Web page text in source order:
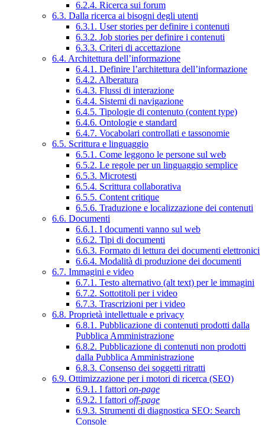
6.2.4. Ricerca sui forum
6.3. Dalla ricerca ai bisogni degli utenti
6.3.1. User stories per definire i contenuti
6.3.2. Job stories per definire i contenuti
6.3.3. Criteri di accettazione
6.4. Architettura dell’informazione
6.4.1. Definire l’architettura dell’informazione
6.4.2. Alberatura
6.4.3. Flussi di interazione
6.4.4. Sistemi di navigazione
6.4.5. Tipologie di contenuto (content type)
6.4.6. Ontologie e standard
6.4.7. Vocabolari controllati e tassonomie
6.5. Scrittura e linguaggio
6.5.1. Come leggono le persone sul web
6.5.2. Le regole per un linguaggio semplice
6.5.3. Microtesti
6.5.4. Scrittura collaborativa
6.5.5. Content critique
6.5.6. Traduzione e localizzazione dei contenuti
6.6. Documenti
6.6.1. I documenti vanno sul web
6.6.2. Tipi di documenti
6.6.3. Formato di lettura dei documenti elettronici
6.6.4. Modalità di produzione dei documenti
6.7. Immagini e video
6.7.1. Testo alternativo (alt text) per le immagini
6.7.2. Sottotitoli per i video
6.7.3. Trascrizioni per i video
6.8. Proprietà intellettuale e privacy
6.8.1. Pubblicazione di contenuti prodotti dalla
Pubblica Amministrazione
6.8.2. Pubblicazione di contenuti non prodotti
dalla Pubblica Amministrazione
6.8.3. Consenso dei soggetti ritratti
6.9. Ottimizzazione per i motori di ricerca (SEO)
6.9.1. I fattori on-page
6.9.2. I fattori off-page
6.9.3. Strumenti di diagnostica SEO: Search
Console